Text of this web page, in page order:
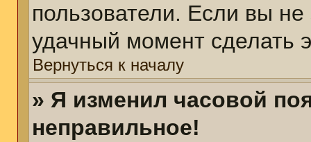
пользователи. Если вы
удачный момент сделать
Вернуться к началу
» Я изменил часовой
неправильное!